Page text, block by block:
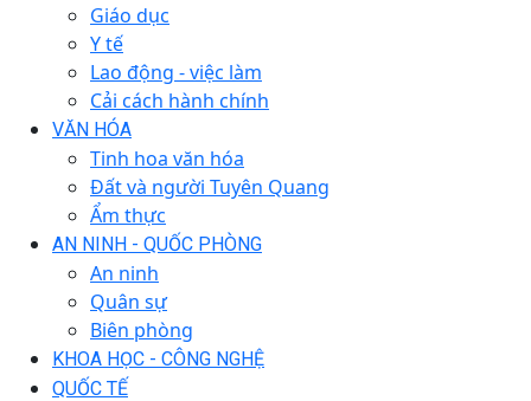
Giáo dục
Y tế
Lao động - việc làm
Cải cách hành chính
VĂN HÓA
Tinh hoa văn hóa
Đất và người Tuyên Quang
Ẩm thực
AN NINH - QUỐC PHÒNG
An ninh
Quân sự
Biên phòng
KHOA HỌC - CÔNG NGHỆ
QUỐC TẾ